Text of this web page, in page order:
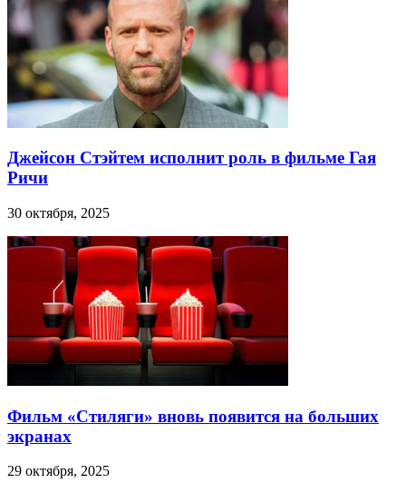
Джейсон Стэйтем исполнит роль в фильме Гая
Ричи
30 октября, 2025
Фильм «Стиляги» вновь появится на больших
экранах
29 октября, 2025